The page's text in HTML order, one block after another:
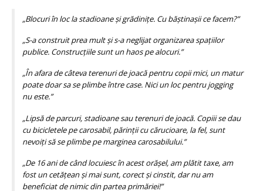
„Blocuri în loc la stadioane și grădinițe. Cu băștinașii ce facem?”
„S-a construit prea mult și s-a neglijat organizarea spațiilor
publice. Construcțiile sunt un haos pe alocuri.”
„În afara de câteva terenuri de joacă pentru copii mici, un matur
poate doar sa se plimbe între case. Nici un loc pentru jogging
nu este.”
„Lipsă de parcuri, stadioane sau terenuri de joacă. Copiii se dau
cu bicicletele pe carosabil, părinții cu cărucioare, la fel, sunt
nevoiți să se plimbe pe marginea carosabilului.”
„De 16 ani de când locuiesc în acest orășel, am plătit taxe, am
fost un cetățean și mai sunt, corect și cinstit, dar nu am
beneficiat de nimic din partea primăriei!”